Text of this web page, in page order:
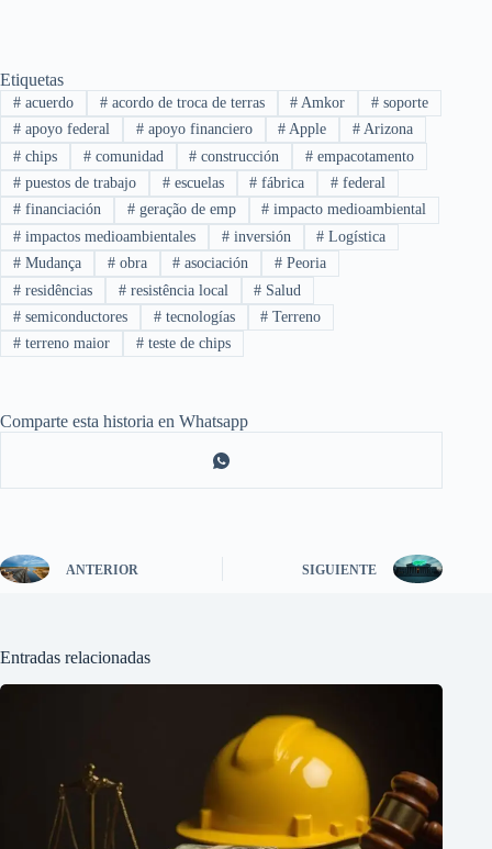
Etiquetas
#acuerdo #acordo de troca de terras # Amkor # soporte
#apoyo federal #apoyo financiero # Apple # Arizona
#chips #comunidad # construcción # empacotamento
#puestos de trabajo #escuelas # fábrica # federal
#financiación #geração de emp # impacto medioambiental
#impactos medioambientales #inversión # Logística
#Mudança #obra # asociación # Peoria
#residências #resistência local # Salud
#semiconductores #tecnologías # Terreno
#terreno maior #teste de chips
Comparte esta historia en Whatsapp
ANTERIOR SIGUIENTE
Entradas relacionadas